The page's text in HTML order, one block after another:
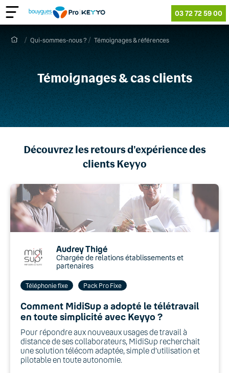
03 72 72 59 00
Qui-sommes-nous ? Témoignages & références
Témoignages & cas clients
Découvrez les retours d'expérience des
clients Keyyo
Audrey Thigé
Chargée de relations établissements et
partenaires
Téléphonie fixe Pack Pro Fixe
Comment MidiSup a adopté le télétravail
en toute simplicité avec Keyyo ?
Pour répondre aux nouveaux usages de travail à
distance de ses collaborateurs, MidiSup recherchait
une solution télécom adaptée, simple d'utilisation et
pilotable en toute autonomie.